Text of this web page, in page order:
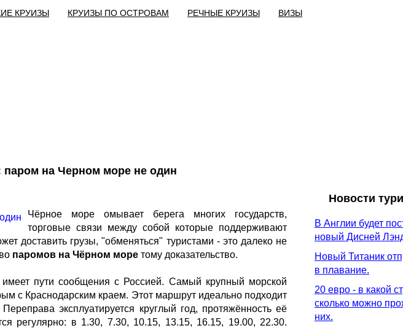
ВИЗЫ
РЕЧНЫЕ КРУИЗЫ
КРУИЗЫ ПО ОСТРОВАМ
КРУИЗЫ
на Черном море не один
Чёрное море омывает берега многих государств,
торговые связи между собой которые поддерживают
доставить грузы, "обменяться" туристами - это далеко не
паромов на Чёрном море тому доказательство.
пути сообщения с Россией. Самый крупный морской
с Краснодарским краем. Этот маршрут идеально подходит
эксплуатируется круглый год, протяжённость её
регулярно: в 1.30, 7.30, 10.15, 13.15, 16.15, 19.00, 22.30.
Новости
В Англии будет
новый Дисней
Новый Титаник
в плавание.
20 евро - в какой
сколько можно
них.